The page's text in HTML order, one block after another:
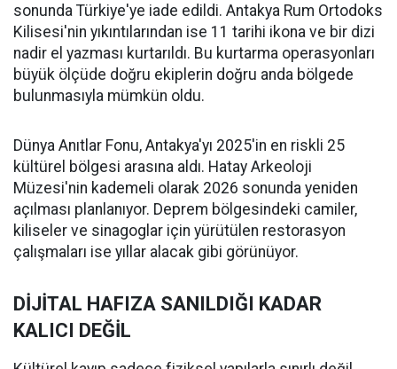
sonunda Türkiye'ye iade edildi. Antakya Rum Ortodoks
Kilisesi'nin yıkıntılarından ise 11 tarihi ikona ve bir dizi
nadir el yazması kurtarıldı. Bu kurtarma operasyonları
büyük ölçüde doğru ekiplerin doğru anda bölgede
bulunmasıyla mümkün oldu.
Dünya Anıtlar Fonu, Antakya'yı 2025'in en riskli 25
kültürel bölgesi arasına aldı. Hatay Arkeoloji
Müzesi'nin kademeli olarak 2026 sonunda yeniden
açılması planlanıyor. Deprem bölgesindeki camiler,
kiliseler ve sinagoglar için yürütülen restorasyon
çalışmaları ise yıllar alacak gibi görünüyor.
DİJİTAL HAFIZA SANILDIĞI KADAR
KALICI DEĞİL